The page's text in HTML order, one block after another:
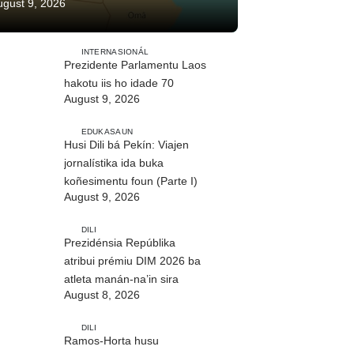
9, 2026
INTERNASIONÁL
Prezidente Parlamentu Laos
hakotu iis ho idade 70
August 9, 2026
EDUKASAUN
Husi Dili bá Pekín: Viajen
jornalístika ida buka
koñesimentu foun (Parte I)
August 9, 2026
DILI
Prezidénsia Repúblika
atribui prémiu DIM 2026 ba
atleta manán-na’in sira
August 8, 2026
DILI
Ramos-Horta husu